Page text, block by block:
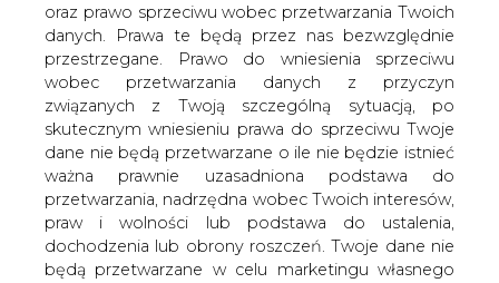
oraz prawo sprzeciwu wobec przetwarzania Twoich
danych. Prawa te będą przez nas bezwzględnie
przestrzegane. Prawo do wniesienia sprzeciwu
wobec przetwarzania danych z przyczyn
związanych z Twoją szczególną sytuacją, po
skutecznym wniesieniu prawa do sprzeciwu Twoje
dane nie będą przetwarzane o ile nie będzie istnieć
ważna prawnie uzasadniona podstawa do
przetwarzania, nadrzędna wobec Twoich interesów,
praw i wolności lub podstawa do ustalenia,
dochodzenia lub obrony roszczeń. Twoje dane nie
będą przetwarzane w celu marketingu własnego
Wniosek Elektrimu o upadłość z
możliwością zawarcia układu będzie
rozpatrzony przez sąd już w najbliższą
środę 4 października, poinformował
agencję ISB prezes Elektrimu Piotr
Nurowski. Według prezesa, do tego
czasu spółce raczej nie uda się
porozumieć z obligatariuszami ani
Deutsche Telekom w sprawie kwoty,
jaką niemiecka spółka miałaby zapłacić